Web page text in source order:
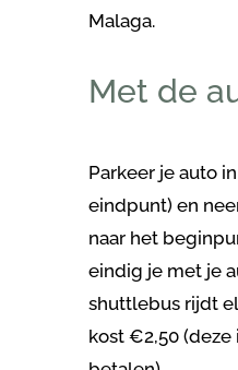
Malaga.
Met de
Parkeer je auto
eindpunt) en
naar het
eindig je met je
shuttlebus rijdt
kost €2,50